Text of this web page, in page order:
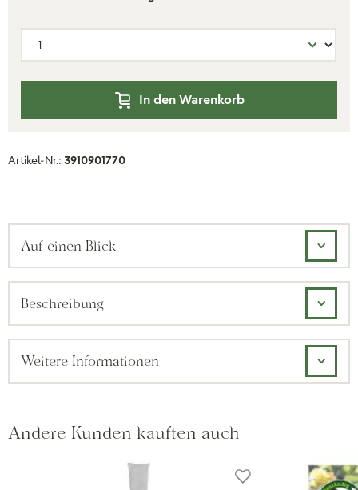
In den Warenkorb
Artikel-Nr.: 3910901770
Auf einen Blick
Beschreibung
Weitere Informationen
Andere Kunden kauften auch